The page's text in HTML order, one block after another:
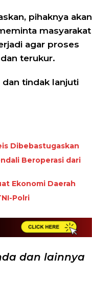
pihaknya akan
masyarakat
agar proses
terukur.
dan tindak lanjuti
Dibebastugaskan
Beroperasi dari
Ekonomi Daerah
Polri
dan lainnya